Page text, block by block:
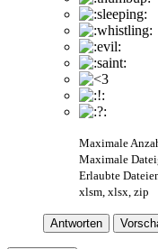
Maximale
Maximale
Erlaubte
xlsm, xlsx, zip
Antworten